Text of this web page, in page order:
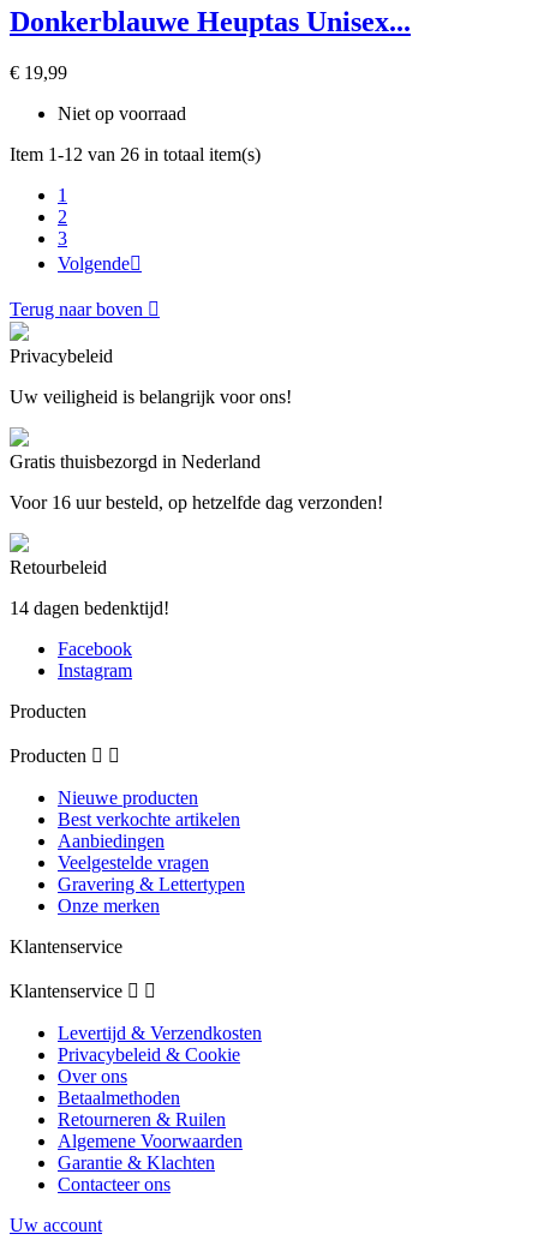
Donkerblauwe Heuptas Unisex...
€ 19,99
Niet op voorraad
Item 1-12 van 26 in totaal item(s)
1
2
3
Volgende
Terug naar boven 
Privacybeleid
Uw veiligheid is belangrijk voor ons!
Gratis thuisbezorgd in Nederland
Voor 16 uur besteld, op hetzelfde dag verzonden!
Retourbeleid
14 dagen bedenktijd!
Facebook
Instagram
Producten
Producten  
Nieuwe producten
Best verkochte artikelen
Aanbiedingen
Veelgestelde vragen
Gravering & Lettertypen
Onze merken
Klantenservice
Klantenservice  
Levertijd & Verzendkosten
Privacybeleid & Cookie
Over ons
Betaalmethoden
Retourneren & Ruilen
Algemene Voorwaarden
Garantie & Klachten
Contacteer ons
Uw account